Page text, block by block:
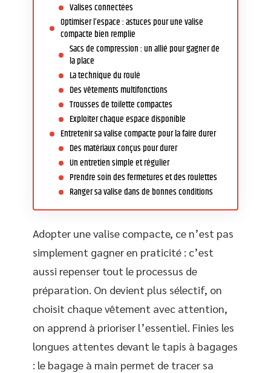
Valises connectées
Optimiser l’espace : astuces pour une valise
compacte bien remplie
Sacs de compression : un allié pour gagner de
la place
La technique du roulé
Des vêtements multifonctions
Trousses de toilette compactes
Exploiter chaque espace disponible
Entretenir sa valise compacte pour la faire durer
Des matériaux conçus pour durer
Un entretien simple et régulier
Prendre soin des fermetures et des roulettes
Ranger sa valise dans de bonnes conditions
Adopter une valise compacte, ce n’est pas
simplement gagner en praticité : c’est
aussi repenser tout le processus de
préparation. On devient plus sélectif, on
choisit chaque vêtement avec attention,
on apprend à prioriser l’essentiel. Finies les
longues attentes devant le tapis à bagages
: le bagage à main permet de tracer sa